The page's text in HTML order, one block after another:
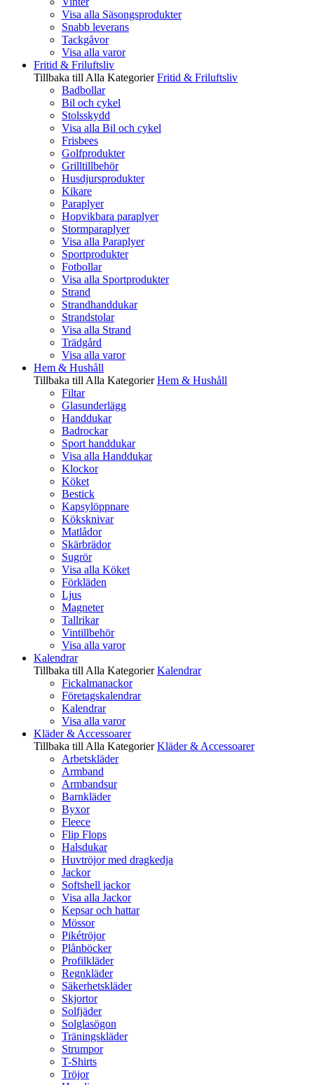
Visa alla Säsongsprodukter
Snabb leverans
Tackgåvor
Visa alla varor
Fritid & Friluftsliv
Tillbaka till Alla Kategorier Fritid & Friluftsliv
Badbollar
Bil och cykel
Stolsskydd
Visa alla Bil och cykel
Frisbees
Golfprodukter
Grilltillbehör
Husdjursprodukter
Kikare
Paraplyer
Hopvikbara paraplyer
Stormparaplyer
Visa alla Paraplyer
Sportprodukter
Fotbollar
Visa alla Sportprodukter
Strand
Strandhanddukar
Strandstolar
Visa alla Strand
Trädgård
Visa alla varor
Hem & Hushåll
Tillbaka till Alla Kategorier Hem & Hushåll
Filtar
Glasunderlägg
Handdukar
Badrockar
Sport handdukar
Visa alla Handdukar
Klockor
Köket
Bestick
Kapsylöppnare
Köksknivar
Matlådor
Skärbrädor
Sugrör
Visa alla Köket
Förkläden
Ljus
Magneter
Tallrikar
Vintillbehör
Visa alla varor
Kalendrar
Tillbaka till Alla Kategorier Kalendrar
Fickalmanackor
Företagskalendrar
Kalendrar
Visa alla varor
Kläder & Accessoarer
Tillbaka till Alla Kategorier Kläder & Accessoarer
Arbetskläder
Armband
Armbandsur
Barnkläder
Byxor
Fleece
Flip Flops
Halsdukar
Huvtröjor med dragkedja
Jackor
Softshell jackor
Visa alla Jackor
Kepsar och hattar
Mössor
Pikétröjor
Plånböcker
Profilkläder
Regnkläder
Säkerhetskläder
Skjortor
Solfjäder
Solglasögon
Träningskläder
Strumpor
T-Shirts
Tröjor